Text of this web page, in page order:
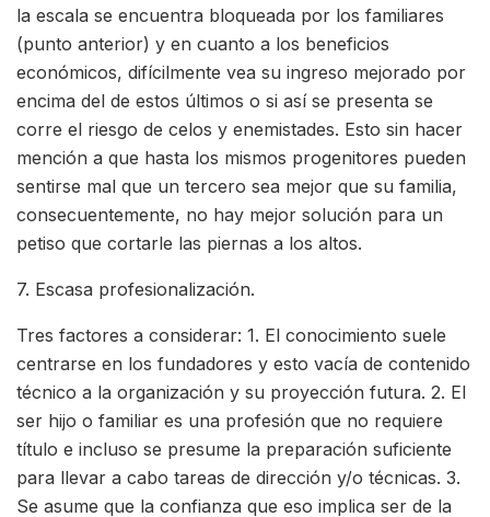
la escala se encuentra bloqueada por los familiares
(punto anterior) y en cuanto a los beneficios
económicos, difícilmente vea su ingreso mejorado por
encima del de estos últimos o si así se presenta se
corre el riesgo de celos y enemistades. Esto sin hacer
mención a que hasta los mismos progenitores pueden
sentirse mal que un tercero sea mejor que su familia,
consecuentemente, no hay mejor solución para un
petiso que cortarle las piernas a los altos.
7. Escasa profesionalización.
Tres factores a considerar: 1. El conocimiento suele
centrarse en los fundadores y esto vacía de contenido
técnico a la organización y su proyección futura. 2. El
ser hijo o familiar es una profesión que no requiere
título e incluso se presume la preparación suficiente
para llevar a cabo tareas de dirección y/o técnicas. 3.
Se asume que la confianza que eso implica ser de la